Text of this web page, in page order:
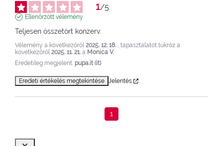
1/5
Ellenőrzött vélemény
Teljesen összetört konzerv.
Vélemény a következőről 2025. 12. 18. , tapasztalatot tükröz a
következőről 2025. 11. 21. a Monica V.
Eredetileg megjelent: pupa.it (it)
Eredeti értékelés megtekintése Jelentés
1